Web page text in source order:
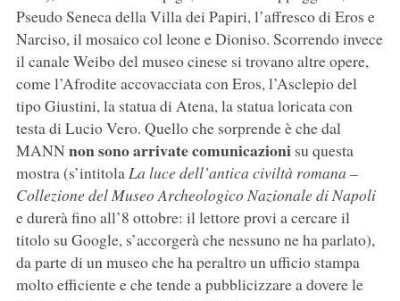
Pseudo Seneca della Villa dei Papiri, l’affresco di Eros e
Narciso, il mosaico col leone e Dioniso. Scorrendo invece
il canale Weibo del museo cinese si trovano altre opere,
come l’Afrodite accovacciata con Eros, l’Asclepio del
tipo Giustini, la statua di Atena, la statua loricata con
testa di Lucio Vero. Quello che sorprende è che dal
MANNnon sono arrivate comunicazioni su questa
mostra (s’intitolaLa luce dell’antica civiltà romana –
Collezione del Museo Archeologico Nazionale di Napoli
e durerà fino all’8 ottobre: il lettore provi a cercare il
titolo su Google, s’accorgerà che nessuno ne ha parlato),
da parte di un museo che ha peraltro un ufficio stampa
molto efficiente e che tende a pubblicizzare a dovere le